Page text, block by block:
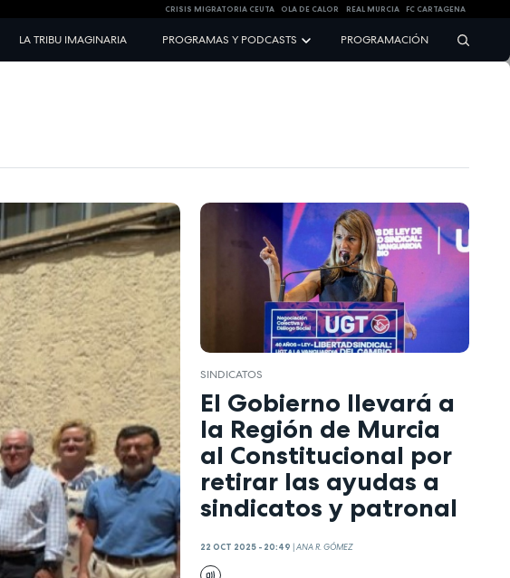
CRISIS MIGRATORIA CEUTA OLA DE CALOR REAL MURCIA FC CARTAGENA
LA TRIBU IMAGINARIA PROGRAMAS Y PODCASTS PROGRAMACIÓN
SINDICATOS
El Gobierno llevará a
la Región de Murcia
al Constitucional por
retirar las ayudas a
sindicatos y patronal
22 OCT 2025 - 20:49 |ANA R. GÓMEZ